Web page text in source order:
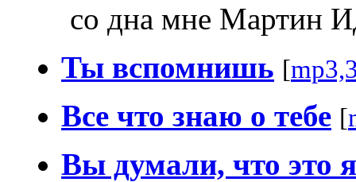
со дна мне Мартин
Ты вспомнишь [
Все что знаю о тебе [
Вы думали, что это